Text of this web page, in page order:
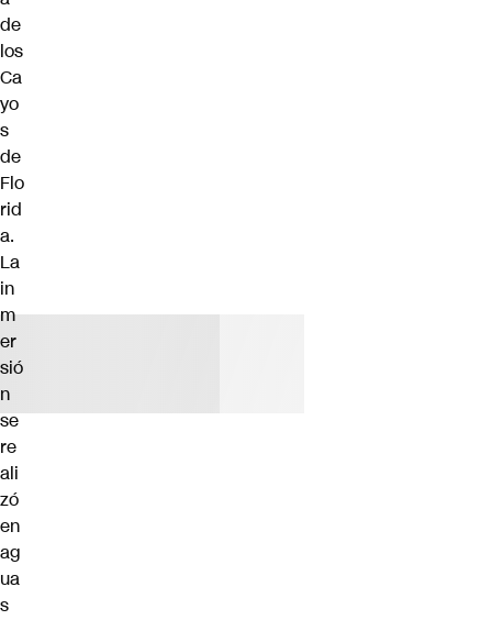
de
los
Ca
yo
s
de
Flo
rid
a.
La
in
m
er
sió
n
se
re
ali
zó
en
ag
ua
s